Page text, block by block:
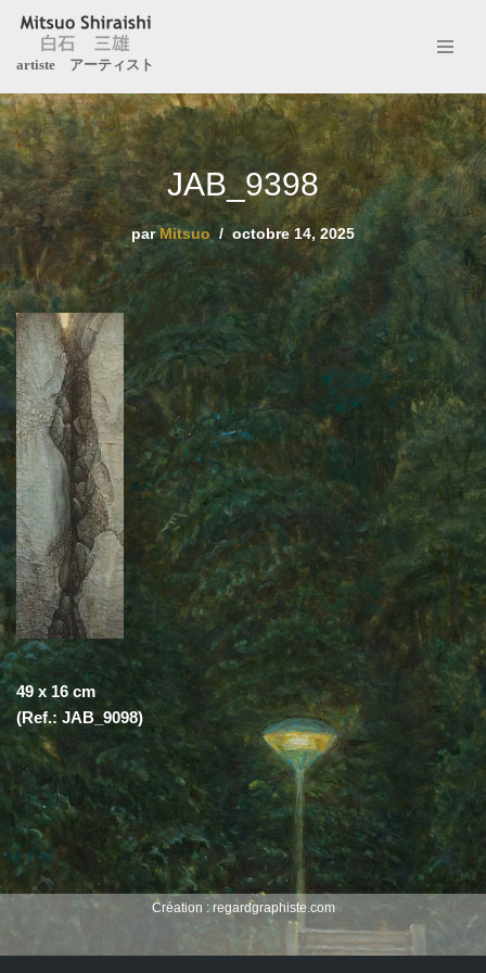
Aller
contenu
artiste アーティスト
JAB_9398
parMitsuo octobre 14, 2025
49 x 16 cm
(Ref.: JAB_9098)
Création : regardgraphiste.com